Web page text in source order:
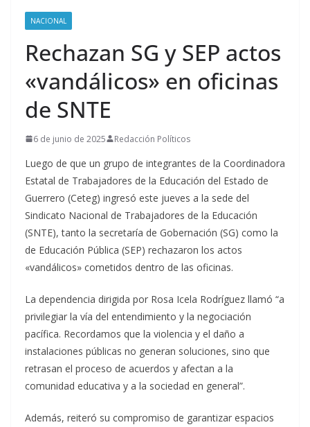
NACIONAL
Rechazan SG y SEP actos
«vandálicos» en oficinas
de SNTE
6 de junio de 2025 Redacción Políticos
Luego de que un grupo de integrantes de la Coordinadora
Estatal de Trabajadores de la Educación del Estado de
Guerrero (Ceteg) ingresó este jueves a la sede del
Sindicato Nacional de Trabajadores de la Educación
(SNTE), tanto la secretaría de Gobernación (SG) como la
de Educación Pública (SEP) rechazaron los actos
«vandálicos» cometidos dentro de las oficinas.
La dependencia dirigida por Rosa Icela Rodríguez llamó “a
privilegiar la vía del entendimiento y la negociación
pacífica. Recordamos que la violencia y el daño a
instalaciones públicas no generan soluciones, sino que
retrasan el proceso de acuerdos y afectan a la
comunidad educativa y a la sociedad en general”.
Además, reiteró su compromiso de garantizar espacios